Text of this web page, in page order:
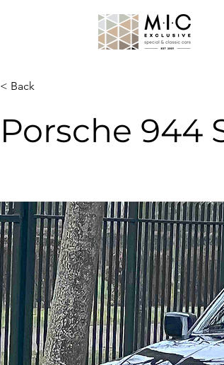
< Back
Porsche 944